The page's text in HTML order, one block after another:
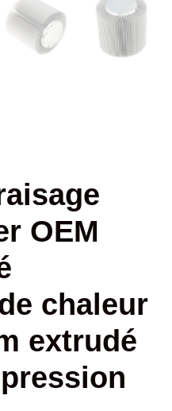
OEM
chaleur
extrudé